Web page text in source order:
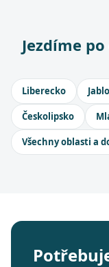
Jezdíme
Liberecko
Českolipsko
Všechny oblasti a